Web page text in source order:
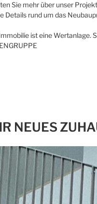
Sie mehr über unser
Details rund um das
ist eine Wertanlage.
NEUES